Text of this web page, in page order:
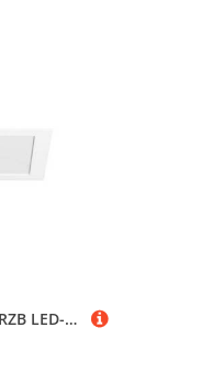
RZB Deckenleuchten RZB LED-Downlight 901815.002